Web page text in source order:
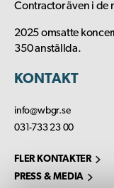
Contractor även i de
2025 omsatte
350 anställda.
KONTAKT
info@wbgr.se
031-733 23 00
FLER KONTAKTER
PRESS & MEDIA